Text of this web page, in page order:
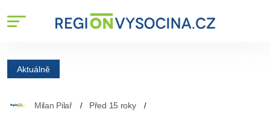
Aktuálně
Milan Pilař Před 15 roky